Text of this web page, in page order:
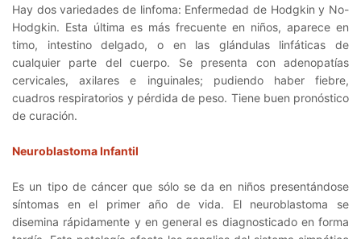
Hay dos variedades de linfoma: Enfermedad de Hodgkin y No-
Hodgkin. Esta última es más frecuente en niños, aparece en
timo, intestino delgado, o en las glándulas linfáticas de
cualquier parte del cuerpo. Se presenta con adenopatías
cervicales, axilares e inguinales; pudiendo haber fiebre,
cuadros respiratorios y pérdida de peso. Tiene buen pronóstico
de curación.
Neuroblastoma Infantil
Es un tipo de cáncer que sólo se da en niños presentándose
síntomas en el primer año de vida. El neuroblastoma se
disemina rápidamente y en general es diagnosticado en forma